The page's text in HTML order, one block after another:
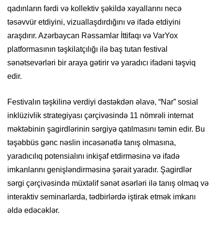
qadınların fərdi və kollektiv şəkildə xəyallarını necə
təsəvvür etdiyini, vizuallaşdırdığını və ifadə etdiyini
araşdırır. Azərbaycan Rəssamlar İttifaqı və VarYox
platformasının təşkilatçılığı ilə baş tutan festival
sənətsevərləri bir araya gətirir və yaradıcı ifadəni təşviq
edir.
Festivalın təşkilinə verdiyi dəstəkdən əlavə, “Nar” sosial
inklüzivlik strategiyası çərçivəsində 11 nömrəli internat
məktəbinin şagirdlərinin sərgiyə qatılmasını təmin edir. Bu
təşəbbüs gənc nəslin incəsənətlə tanış olmasına,
yaradıcılıq potensialını inkişaf etdirməsinə və ifadə
imkanlarını genişləndirməsinə şərait yaradır. Şagirdlər
sərgi çərçivəsində müxtəlif sənət əsərləri ilə tanış olmaq və
interaktiv seminarlarda, tədbirlərdə iştirak etmək imkanı
əldə edəcəklər.